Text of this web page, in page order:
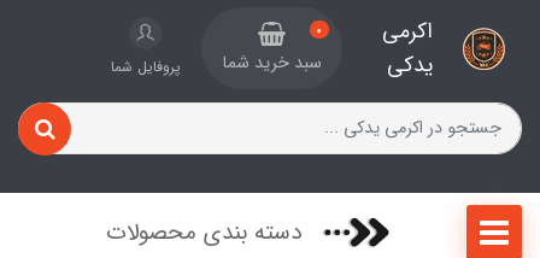
اکرمی
یدکی
0
سبد خرید شما پروفایل شما
دسته بندی محصولات